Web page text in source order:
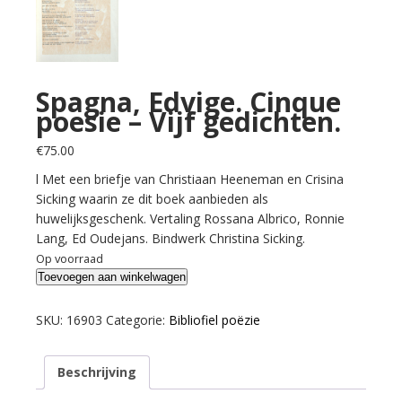
Spagna, Edvige. Cinque
poesie – Vijf gedichten.
€75.00
l Met een briefje van Christiaan Heeneman en Crisina
Sicking waarin ze dit boek aanbieden als
huwelijksgeschenk. Vertaling Rossana Albrico, Ronnie
Lang, Ed Oudejans. Bindwerk Christina Sicking.
Op voorraad
Spagna,
Cinque
gedichten.
Toevoegen aan winkelwagen
SKU: 16903 Categorie: Bibliofiel poëzie
Beschrijving